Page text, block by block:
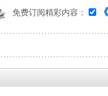
免费订阅精彩内容：